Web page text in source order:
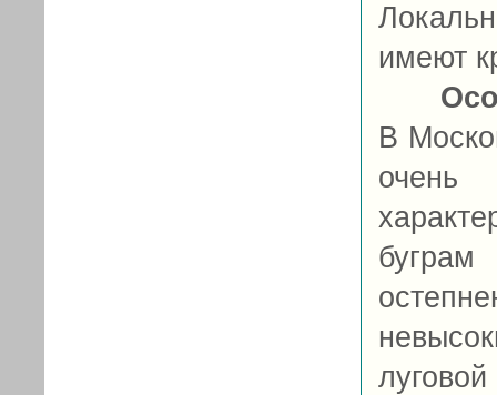
имеют
В
очень